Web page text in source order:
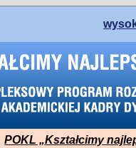
POKL „Kształcimy